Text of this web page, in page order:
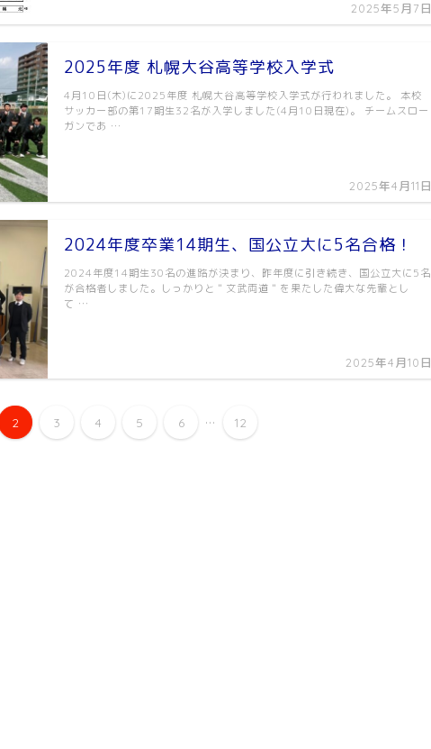
2025年5月7日
2025年度 札幌大谷高等学校入学式
2025年4月11日
4月10日(木)に2025年度 札幌大谷高等学校入学式が行われました。 本校
サッカー部の第17期生32名が入学しました(4月10日現在)。 チームスロー
ガンであ …
2024年度卒業14期生、国公立大に5名合格！
2025年4月10日
2024年度14期生30名の進路が決まり、昨年度に引き続き、国公立大に5名
が合格者しました。しっかりと＂文武両道＂を果たした偉大な先輩とし
て …
2 3 4 5 6 ... 12